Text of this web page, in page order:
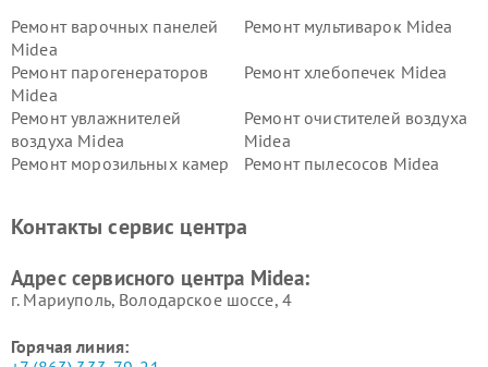
Ремонт варочных панелей
Midea
Ремонт мультиварок Midea
Ремонт парогенераторов
Midea
Ремонт хлебопечек Midea
Ремонт увлажнителей
воздуха Midea
Ремонт очистителей воздуха
Midea
Ремонт морозильных камер
Ремонт пылесосов Midea
пылесосов Midea
Midea
Контакты сервис центра
Адрес сервисного центра Midea:
г. Мариуполь, Володарское шоссе, 4
Горячая линия: